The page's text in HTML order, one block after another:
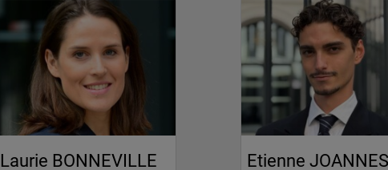
Laurie BONNEVILLE Etienne